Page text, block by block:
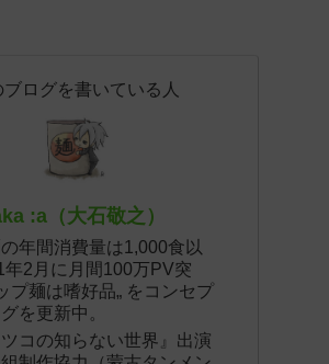
ブログを書いている人
:a（大石敬之）
年間消費量は1,000食以
年2月に月間100万PV突
プ麺は嗜好品„ をコンセプ
を更新中。
コの知らない世界』出演